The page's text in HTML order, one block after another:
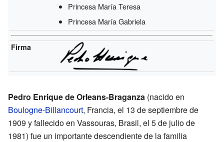
Princesa María Teresa
Princesa María Gabriela
Firma
Pedro Enrique de Orleans-Braganza (nacido en
Boulogne-Billancourt, Francia, el 13 de septiembre de
1909 y fallecido en Vassouras, Brasil, el 5 de julio de
1981) fue un importante descendiente de la familia